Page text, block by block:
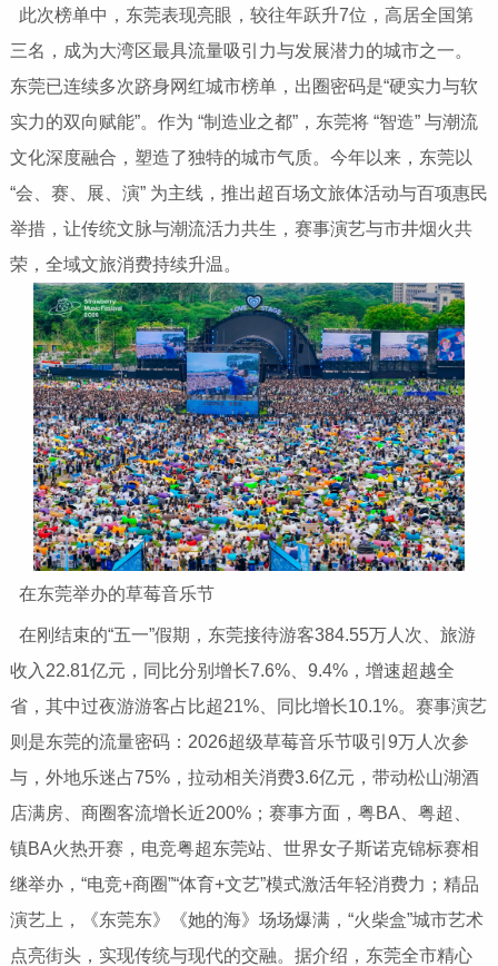
此次榜单中，东莞表现亮眼，较往年跃升7位，高居全国第
三名，成为大湾区最具流量吸引力与发展潜力的城市之一。
东莞已连续多次跻身网红城市榜单，出圈密码是“硬实力与软
实力的双向赋能”。作为 “制造业之都”，东莞将 “智造” 与潮流
文化深度融合，塑造了独特的城市气质。今年以来，东莞以
“会、赛、展、演” 为主线，推出超百场文旅体活动与百项惠民
举措，让传统文脉与潮流活力共生，赛事演艺与市井烟火共
荣，全域文旅消费持续升温。
在东莞举办的草莓音乐节
在刚结束的“五一”假期，东莞接待游客384.55万人次、旅游
收入22.81亿元，同比分别增长7.6%、9.4%，增速超越全
省，其中过夜游游客占比超21%、同比增长10.1%。赛事演艺
则是东莞的流量密码：2026超级草莓音乐节吸引9万人次参
与，外地乐迷占75%，拉动相关消费3.6亿元，带动松山湖酒
店满房、商圈客流增长近200%；赛事方面，粤BA、粤超、
镇BA火热开赛，电竞粤超东莞站、世界女子斯诺克锦标赛相
继举办，“电竞+商圈”“体育+文艺”模式激活年轻消费力；精品
演艺上，《东莞东》《她的海》场场爆满，“火柴盒”城市艺术
点亮街头，实现传统与现代的交融。据介绍，东莞全市精心